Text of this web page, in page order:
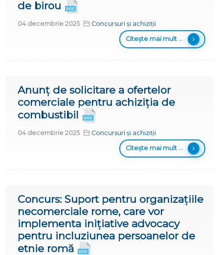
de birou
04 decembrie 2025 Concursuri și achiziții
Citește mai mult ...
Anunț de solicitare a ofertelor
comerciale pentru achiziția de
combustibil
04 decembrie 2025 Concursuri și achiziții
Citește mai mult ...
Concurs: Suport pentru organizațiile
necomerciale rome, care vor
implementa inițiative advocacy
pentru incluziunea persoanelor de
etnie romă